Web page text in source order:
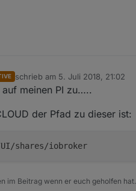
schrieb am 5. Juli 2018, 21:02
zuletzt editiert von
meinen PI zu…..
der Pfad zu dieser ist:
shares/iobroker
im Beitrag wenn er euch geholfen hat.